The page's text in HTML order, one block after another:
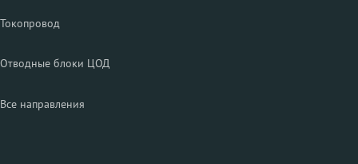
Токопровод
Отводные блоки ЦОД
Все направления